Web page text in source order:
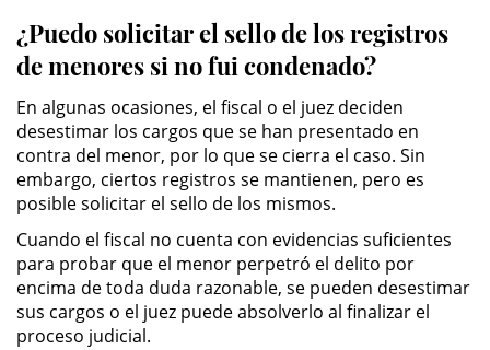
Secuestro
DUI
Audiencia Administrativa del
DMV
Conducción Imprudente con
Presencia de Alcohol
¿Puedo solicitar el sello de los registros
de menores si no fui condenado?
En algunas ocasiones, el fiscal o el juez deciden
desestimar los cargos que se han presentado en
contra del menor, por lo que se cierra el caso. Sin
embargo, ciertos registros se mantienen, pero es
posible solicitar el sello de los mismos.
Cuando el fiscal no cuenta con evidencias suficientes
para probar que el menor perpetró el delito por
encima de toda duda razonable, se pueden desestimar
sus cargos o el juez puede absolverlo al finalizar el
proceso judicial.